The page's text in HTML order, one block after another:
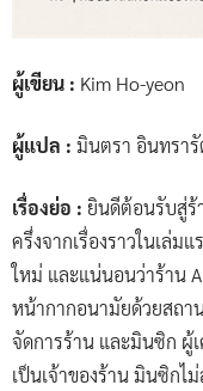
ผู้เขียน : Kim Ho-yeon
ผู้แปล : มินตรา อินทรา
เรื่องย่อ : ยินดีต้อนรับสู่ร้
ครึ่งจากเรื่องราวในเล่
ใหม่ และแน่นอนว่าร้าน
หน้ากากอนามัยด้วยสถา
จัดการร้าน และมินซิก ผู้
เป็นเจ้าของร้าน มินซิกไ